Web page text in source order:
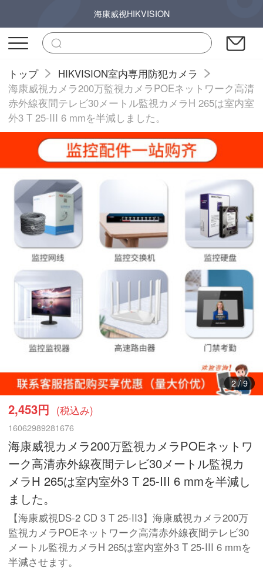
海康威视HIKVISION
トップ
HIKVISION室内専用防犯カメラ
海康威視カメラ200万監視カメラPOEネットワーク高清
赤外線夜間テレビ30メートル監視カメラH 265は室内室
外3 T 25-III 6 mmを半減しました。
3/9
2,453円 (税込み)
16062989281676
海康威視カメラ200万監視カメラPOEネットワ
ーク高清赤外線夜間テレビ30メートル監視カ
メラH 265は室内室外3 T 25-III 6 mmを半減し
ました。
【海康威視DS-2 CD 3 T 25-II3】海康威視カメラ200万
監視カメラPOEネットワーク高清赤外線夜間テレビ30
メートル監視カメラH 265は室内室外3 T 25-III 6 mmを
半減させます。